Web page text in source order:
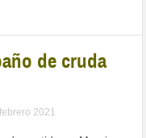
de cruda
2021